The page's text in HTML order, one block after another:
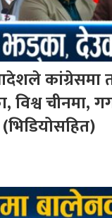
कांग्रेसमा
विश्व चीनमा,